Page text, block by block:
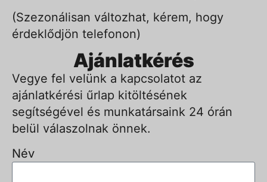
(Szezonálisan változhat, kérem, hogy
érdeklődjön telefonon)
Ajánlatkérés
Vegye fel velünk a kapcsolatot az
ajánlatkérési űrlap kitöltésének
segítségével és munkatársaink 24 órán
belül válaszolnak önnek.
Név